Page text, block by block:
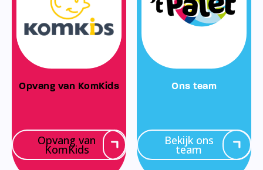
Opvang van KomKids
Opvang van
KomKids
Ons team
Bekijk ons
team